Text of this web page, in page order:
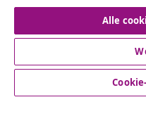
© 2008-2026 vidaXL
Alle